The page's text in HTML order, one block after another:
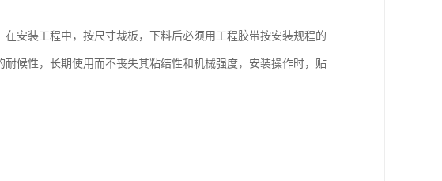
安装工程中，按尺寸裁板，下料后必须用工程胶带按安装规程的
候性，长期使用而不丧失其粘结性和机械强度，安装操作时，贴